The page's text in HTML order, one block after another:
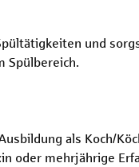
und
Spülbereich.
als Koch/
oder mehrjährige